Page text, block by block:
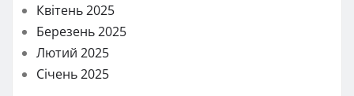
Квітень 2025
Березень 2025
Лютий 2025
Січень 2025